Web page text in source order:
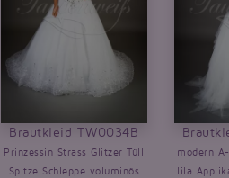
Brautkleid TW0034B
Prinzessin Strass Glitzer Tüll
Spitze Schleppe voluminös
modern
lila